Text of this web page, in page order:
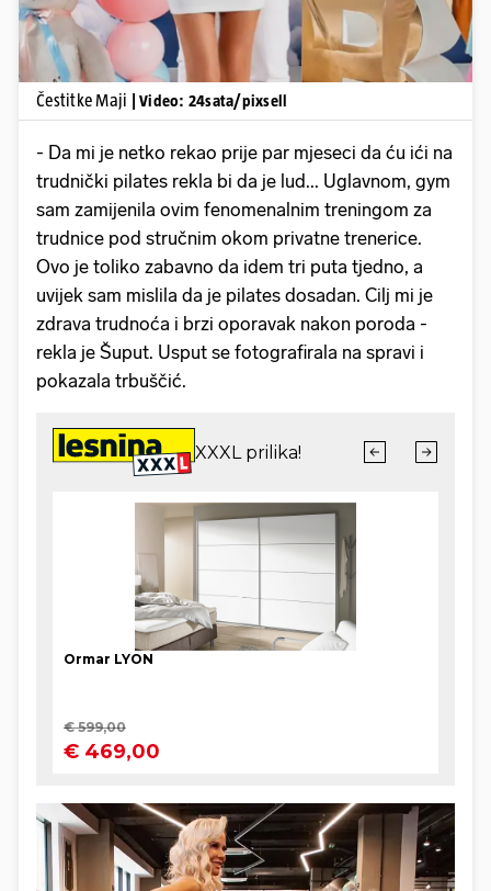
Čestitke Maji | Video: 24sata/pixsell
- Da mi je netko rekao prije par mjeseci da ću ići na
trudnički pilates rekla bi da je lud... Uglavnom, gym
sam zamijenila ovim fenomenalnim treningom za
trudnice pod stručnim okom privatne trenerice.
Ovo je toliko zabavno da idem tri puta tjedno, a
uvijek sam mislila da je pilates dosadan. Cilj mi je
zdrava trudnoća i brzi oporavak nakon poroda -
rekla je Šuput. Usput se fotografirala na spravi i
pokazala trbuščić.